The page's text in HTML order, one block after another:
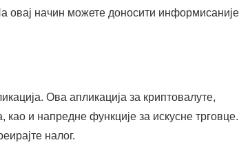
да доносите информисане одлуке. Дакле, ако